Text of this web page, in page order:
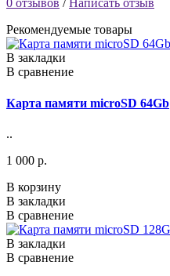
0 отзывов /Написать отзыв
Рекомендуемые товары
В закладки
В сравнение
Карта памяти microSD 64Gb
..
1 000 р.
В корзину
В закладки
В сравнение
В закладки
В сравнение